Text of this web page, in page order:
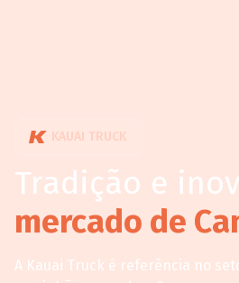
KAUAI TRUCK
Tradição e
mercado de
A Kauai Truck é referência no